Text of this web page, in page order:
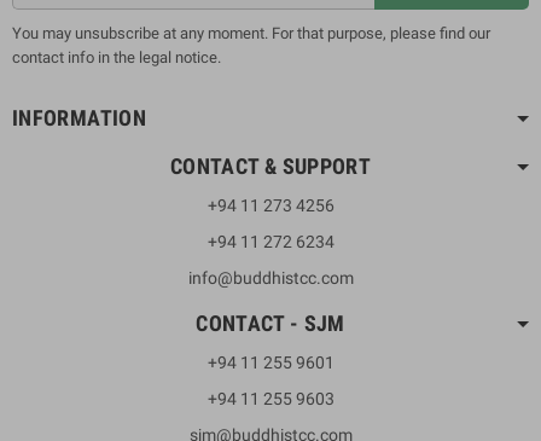
You may unsubscribe at any moment. For that purpose, please find our
contact info in the legal notice.
INFORMATION
CONTACT & SUPPORT
+94 11 273 4256
+94 11 272 6234
info@buddhistcc.com
CONTACT - SJM
+94 11 255 9601
+94 11 255 9603
sjm@buddhistcc.com